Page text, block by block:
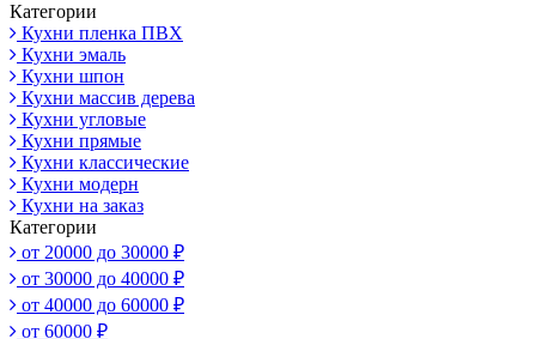
Категории
Кухни пленка ПВХ
Кухни эмаль
Кухни шпон
Кухни массив дерева
Кухни угловые
Кухни прямые
Кухни классические
Кухни модерн
Кухни на заказ
Категории
от 20000 до 30000 ₽
от 30000 до 40000 ₽
от 40000 до 60000 ₽
от 60000 ₽